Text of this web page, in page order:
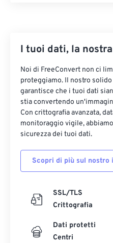
I tuoi dati, la
Noi di FreeConvert non ci
proteggiamo. Il nostro
garantisce che i tuoi dati
stia convertendo
Con crittografia avanzata,
monitoraggio vigile,
sicurezza dei tuoi dati.
Scopri di più sul nostro
SSL/TLS
Crittografia
Dati protetti
Centri